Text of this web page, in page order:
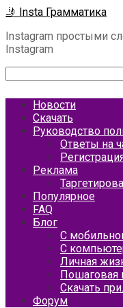
Перейти
контенту
🤳 Insta Грамматика
Instagram простыми
Instagram
Новости
Скачать
Руководство
Ответы на
Реклама
Популярное
FAQ
Блог
С
С
Личная
Пошаговая
Скачать
Форум